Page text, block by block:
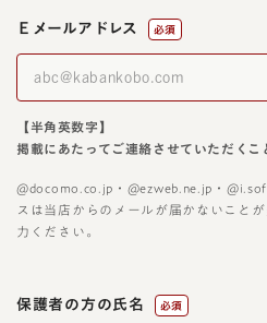
Ｅメールアドレス 必須
【半角英数字】
掲載にあたってご連絡させていただくこ
@docomo.co.jp・@ezweb.ne.jp・
スは当店からのメールが届かないこと
力ください。
保護者の方の氏名 必須